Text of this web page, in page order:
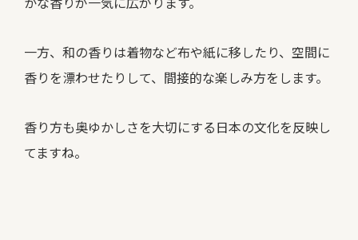
一方、和の香りは着物など布や紙に移したり、空間に
香りを漂わせたりして、間接的な楽しみ方をします。
香り方も奥ゆかしさを大切にする日本の文化を反映し
てますね。